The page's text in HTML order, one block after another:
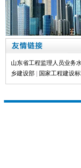
山东省工程监理人员业务
乡建设部
国家工程建设